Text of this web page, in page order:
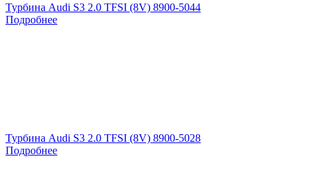
Турбина Audi S3 2.0 TFSI (8V) 8900-5044
Подробнее
Турбина Audi S3 2.0 TFSI (8V) 8900-5028
Подробнее